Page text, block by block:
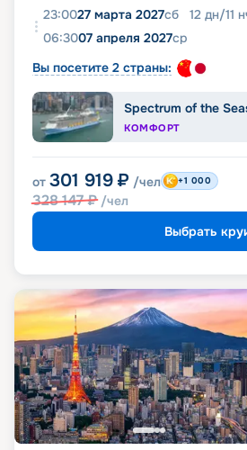
23:0027 марта 2027сб 12 дн/11
06:3007 апреля 2027ср
Вы посетите 2 страны:
Spectrum of the
КОМФОРТ
от 301 919 ₽ /чел
328 147₽ /чел
+1 000
Выбрать